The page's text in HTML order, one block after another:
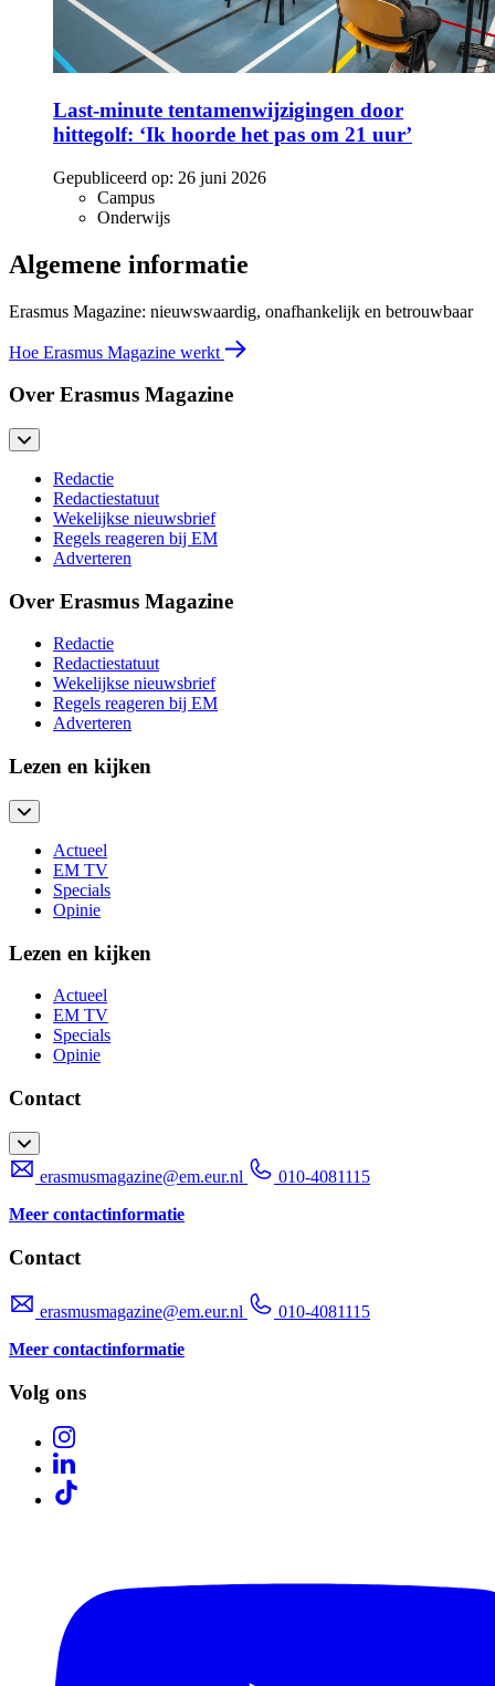
Last-minute tentamenwijzigingen door
hittegolf: ‘Ik hoorde het pas om 21 uur’
Gepubliceerd op: 26 juni 2026
Campus
Onderwijs
Algemene informatie
Erasmus Magazine: nieuwswaardig, onafhankelijk en betrouwbaar
Hoe Erasmus Magazine werkt
Over Erasmus Magazine
Redactie
Redactiestatuut
Wekelijkse nieuwsbrief
Regels reageren bij EM
Adverteren
Over Erasmus Magazine
Redactie
Redactiestatuut
Wekelijkse nieuwsbrief
Regels reageren bij EM
Adverteren
Lezen en kijken
Actueel
EM TV
Specials
Opinie
Lezen en kijken
Actueel
EM TV
Specials
Opinie
Contact
erasmusmagazine@em.eur.nl
010-4081115
Meer contactinformatie
Contact
erasmusmagazine@em.eur.nl
010-4081115
Meer contactinformatie
Volg ons